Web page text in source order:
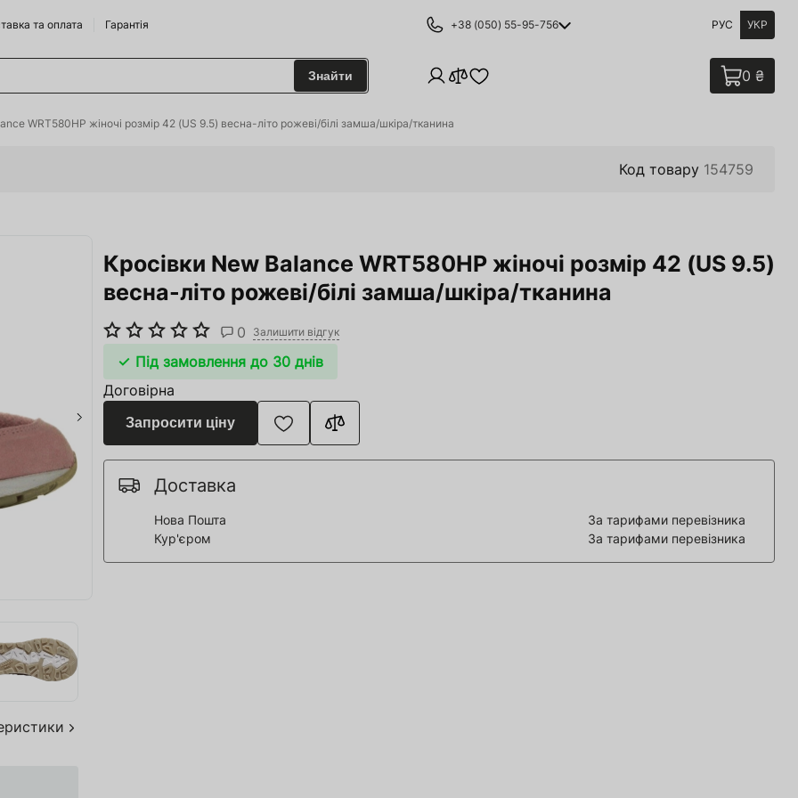
та оплата Гарантія +38 (050) 55-95-756 РУС УКР
Сидрариї
для Пивоварні
та спорт
Знайти 0 ₴
WRT580HP жіночі розмір 42 (US 9.5) весна-літо рожеві/білі замша/шкіра/тканина
Код товару 154759
Кросівки New Balance WRT580HP жіночі розмір 42 (US 9.5)
весна-літо рожеві/білі замша/шкіра/тканина
0 Залишити відгук
Під замовлення до 30 днів
Договірна
Запросити ціну
Доставка
Нова Пошта
За тарифами перевізника
Кур'єром
За тарифами перевізника